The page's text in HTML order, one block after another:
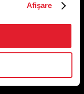
Afişare